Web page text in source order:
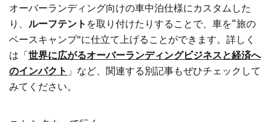
オーバーランディング向けの車中泊仕様にカスタムした
り、 ルーフテント を取り付けたりすることで、車を“旅の
ベースキャンプ”に仕立て上げることができます。詳しく
は「世界に広がるオーバーランディングビジネスと経済へ
のインパクト 」など、関連する別記事もぜひチェックして
みてください。